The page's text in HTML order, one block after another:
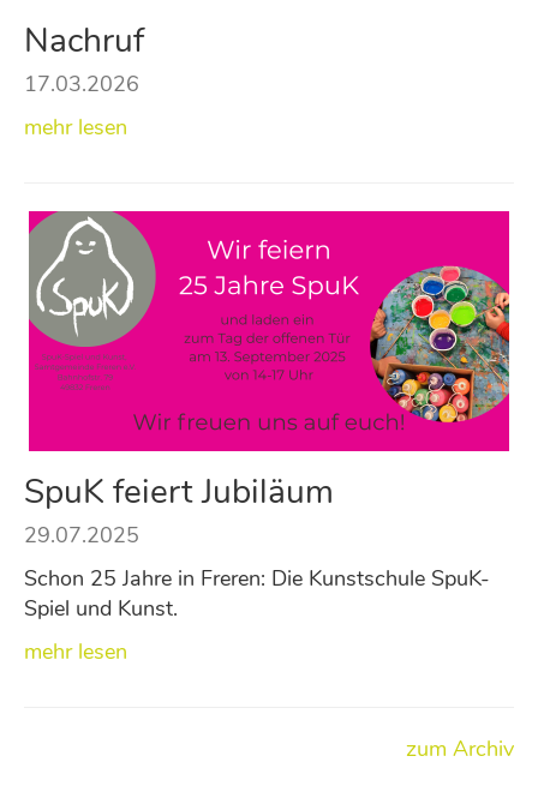
Nachruf
17.03.2026
mehr lesen
SpuK feiert Jubiläum
29.07.2025
Schon 25 Jahre in Freren: Die Kunstschule SpuK-
Spiel und Kunst.
mehr lesen
zum Archiv